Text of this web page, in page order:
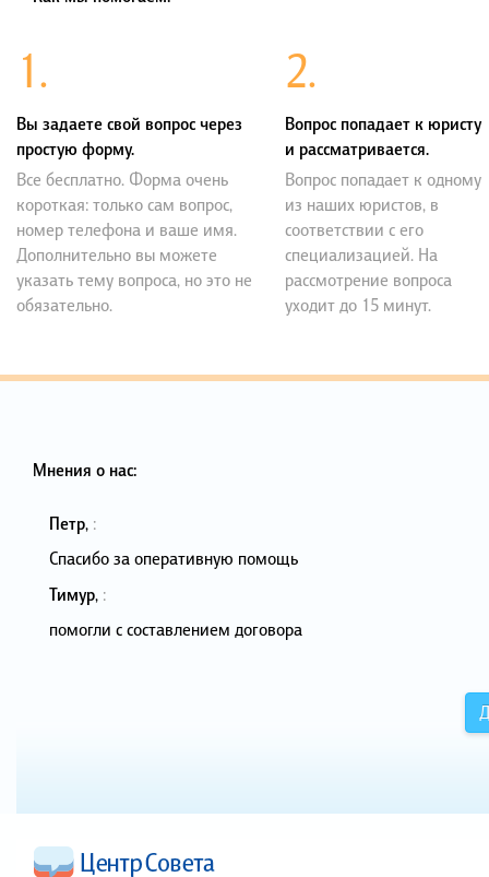
1.
Вы задаете свой вопрос через
простую форму.
Все бесплатно. Форма очень
короткая: только сам вопрос,
номер телефона и ваше имя.
Дополнительно вы можете
указать тему вопроса, но это не
обязательно.
2.
Вопрос попадает к юристу
и рассматривается.
Вопрос попадает к одному
из наших юристов, в
соответствии с его
специализацией. На
рассмотрение вопроса
уходит до 15 минут.
Мнения о нас:
Петр, :
Спасибо за оперативную помощь
Тимур, :
помогли с составлением договора